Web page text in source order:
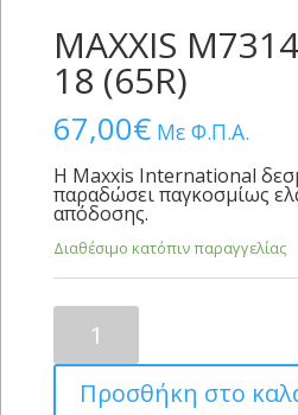
MAXXIS
18 (65R)
67,00€ Με Φ.Π.Α.
Η Maxxis International
παραδώσει παγκοσμίως
απόδοσης.
Διαθέσιμο κατόπιν παραγγελίας
M7314R
120/90-
Προσθήκη στο